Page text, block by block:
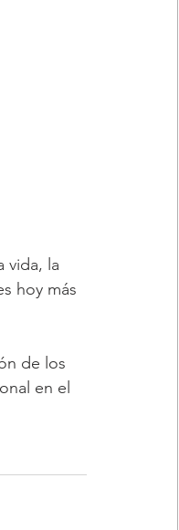
vida, la
hoy más
de los
en el